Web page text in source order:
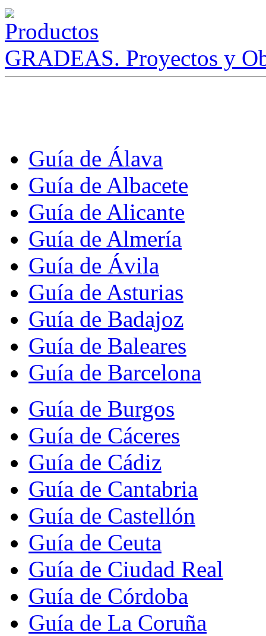
GRADEAS. Proyectos y
Guía de Álava
Guía de Albacete
Guía de Alicante
Guía de Almería
Guía de Ávila
Guía de Asturias
Guía de Badajoz
Guía de Baleares
Guía de Barcelona
Guía de Burgos
Guía de Cáceres
Guía de Cádiz
Guía de Cantabria
Guía de Castellón
Guía de Ceuta
Guía de Ciudad Real
Guía de Córdoba
Guía de La Coruña